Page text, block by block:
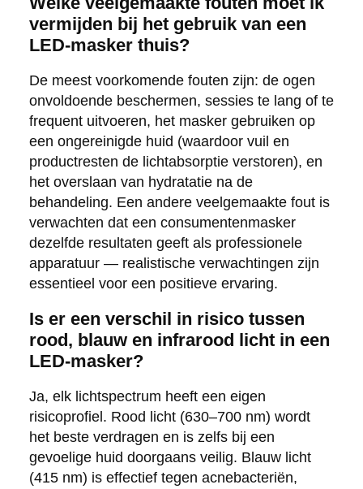
vermijden bij het gebruik van een
LED-masker thuis?
De meest voorkomende fouten zijn: de ogen
onvoldoende beschermen, sessies te lang of te
frequent uitvoeren, het masker gebruiken op
een ongereinigde huid (waardoor vuil en
productresten de lichtabsorptie verstoren), en
het overslaan van hydratatie na de
behandeling. Een andere veelgemaakte fout is
verwachten dat een consumentenmasker
dezelfde resultaten geeft als professionele
apparatuur — realistische verwachtingen zijn
essentieel voor een positieve ervaring.
Is er een verschil in risico tussen
rood, blauw en infrarood licht in een
LED-masker?
Ja, elk lichtspectrum heeft een eigen
risicoprofiel. Rood licht (630–700 nm) wordt
het beste verdragen en is zelfs bij een
gevoelige huid doorgaans veilig. Blauw licht
(415 nm) is effectief tegen acnebacteriën,